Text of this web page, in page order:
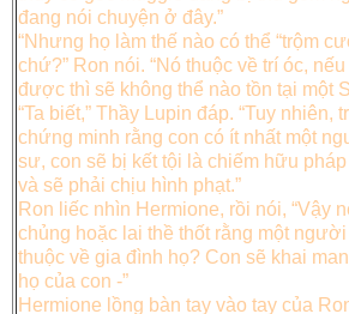
đang nói chuyện ở đây.”
“Nhưng họ làm thế nào có thể “trộm
chứ?” Ron nói. “Nó thuộc về trí óc,
được thì sẽ không thể nào tồn tại một
“Ta biết,” Thầy Lupin đáp. “Tuy nhiên,
chứng minh rằng con có ít nhất một
sư, con sẽ bị kết tội là chiếm hữu
và sẽ phải chịu hình phạt.”
Ron liếc nhìn Hermione, rồi nói, “Vậy
chủng hoặc lai thề thốt rằng một
thuộc về gia đình họ? Con sẽ khai
họ của con -”
Hermione lồng bàn tay vào tay của